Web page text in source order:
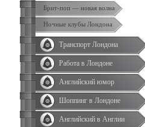
Брит-поп — новая волна
Ночные клубы Лондона
Транспорт Лондона
Работа в Лондоне
Английский юмор
Шоппинг в Лондоне
Английский в Англии